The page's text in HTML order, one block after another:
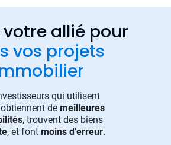
votre allié pour
vos projets
qui utilisent
de meilleures
, trouvent des biens
, et font moins d’erreur.